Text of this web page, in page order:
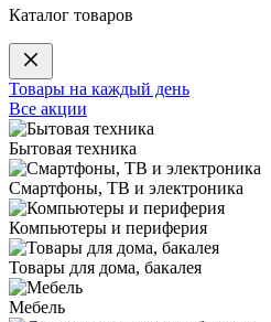
Каталог товаров
Товары на каждый день
Все акции
Бытовая техника
Смартфоны, ТВ и электроника
Компьютеры и периферия
Товары для дома, бакалея
Мебель